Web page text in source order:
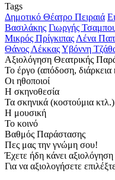
Tags
Δημοτικό Θέατρο Πειραιά
Βασιλάκης Γιωργής
Μικρός Πρίγκιπας Λένα
Θάνος ΛέκκαςΥβόννη
Αξιολόγηση Θεατρικής
Το έργο (απόδοση, διάρκεια
Οι ηθοποιοί
Η σκηνοθεσία
Τα σκηνικά (κοστούμια κτλ.)
Η μουσική
Το κοινό
Βαθμός Παράστασης
Πες μας την γνώμη σου!
Έχετε ήδη κάνει αξιολόγηση
Για να αξιολογήσετε